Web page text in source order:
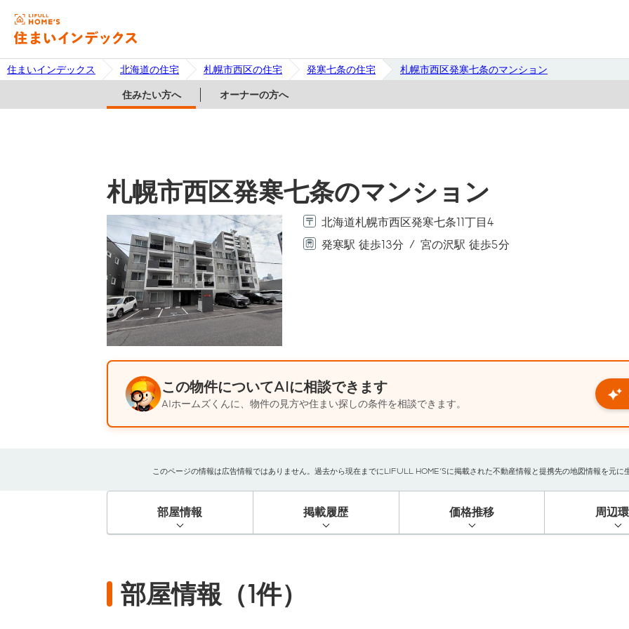
住まいインデックス 北海道の住宅 札幌市西区の住宅 発寒七条の住宅 札幌市西区発寒七条のマンション
住みたい方へ オーナーの方へ
札幌市西区発寒七条のマンション
北海道札幌市西区発寒七条11丁目4
発寒駅 徒歩13分
宮の沢駅 徒歩5分
この物件についてAIに相談できます
AIホームズくんに、物件の見方や住まい探しの条件を相談できます。
このページの情報は広告情報ではありません。過去から現在までにLIFULL HOME'Sに掲載された不動産情報と提携先の地図情報を元
部屋情報 掲載履歴 価格推移 周辺
部屋情報（1件）